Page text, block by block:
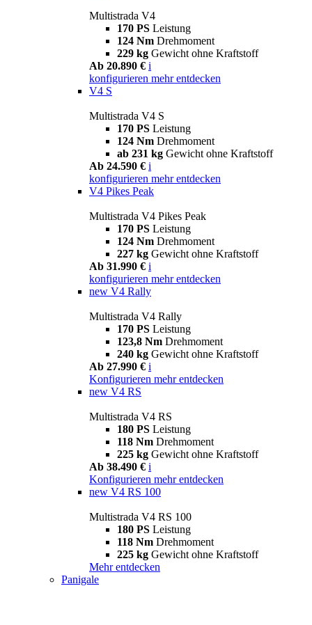
Multistrada V4
170 PS Leistung
124 Nm Drehmoment
229 kg Gewicht ohne Kraftstoff
Ab 20.890 € i
konfigurieren mehr entdecken
V4 S
Multistrada V4 S
170 PS Leistung
124 Nm Drehmoment
ab 231 kg Gewicht ohne Kraftstoff
Ab 24.590 € i
konfigurieren mehr entdecken
V4 Pikes Peak
Multistrada V4 Pikes Peak
170 PS Leistung
124 Nm Drehmoment
227 kg Gewicht ohne Kraftstoff
Ab 31.990 € i
konfigurieren mehr entdecken
new V4 Rally
Multistrada V4 Rally
170 PS Leistung
123,8 Nm Drehmoment
240 kg Gewicht ohne Kraftstoff
Ab 27.990 € i
Konfigurieren mehr entdecken
new V4 RS
Multistrada V4 RS
180 PS Leistung
118 Nm Drehmoment
225 kg Gewicht ohne Kraftstoff
Ab 38.490 € i
Konfigurieren mehr entdecken
new V4 RS 100
Multistrada V4 RS 100
180 PS Leistung
118 Nm Drehmoment
225 kg Gewicht ohne Kraftstoff
Mehr entdecken
Panigale